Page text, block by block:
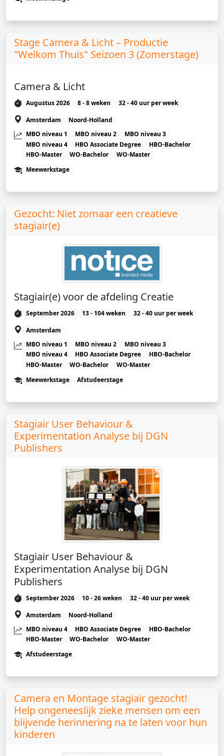
Stage Camera & Licht – Productie
"Welkom Thuis" Seizoen 3 (Zomerstage)
Camera & Licht
Augustus 2026 8 - 8 weken
32 - 40 uur per week
Amsterdam
Noord-Holland
MBO niveau 1
MBO niveau 2
MBO niveau 3
MBO niveau 4
HBO Associate Degree
HBO-Bachelor
HBO-Master
WO-Bachelor
WO-Master
Meewerkstage
Gezocht: Niet zomaar een creatieve
stagiair(e)
Stagiair(e) voor de afdeling Creatie
September 2026 13 - 104 weken
32 - 40 uur per week
Amsterdam
MBO niveau 1
MBO niveau 2
MBO niveau 3
MBO niveau 4
HBO Associate Degree
HBO-Bachelor
HBO-Master
WO-Bachelor
WO-Master
Meewerkstage
Afstudeerstage
Stagiair User Behaviour &
Experimentation Analyse bij DGN
Publishers
Stagiair User Behaviour &
Experimentation Analyse bij DGN
Publishers
September 2026 10 - 26 weken
32 - 40 uur per week
Amsterdam
Noord-Holland
MBO niveau 4
HBO Associate Degree
HBO-Bachelor
HBO-Master
WO-Bachelor
WO-Master
Afstudeerstage
Camera en Montage stagiair gezocht!
Help ongeneeslijk zieke mensen om een
blijvende herinnering na te laten voor hun
kinderen